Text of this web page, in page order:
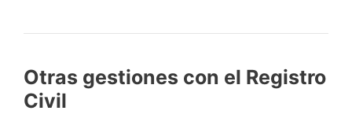
Otras gestiones con el Registro
Civil